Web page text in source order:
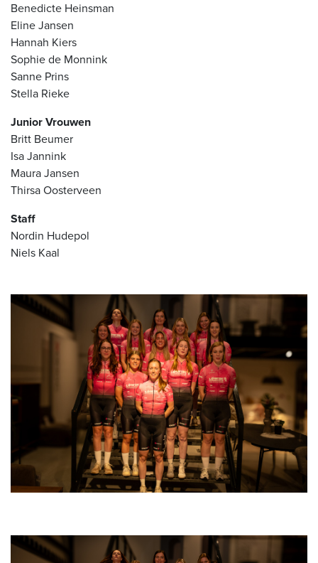
Benedicte Heinsman
Eline Jansen
Hannah Kiers
Sophie de Monnink
Sanne Prins
Stella Rieke
Junior Vrouwen
Britt Beumer
Isa Jannink
Maura Jansen
Thirsa Oosterveen
Staff
Nordin Hudepol
Niels Kaal